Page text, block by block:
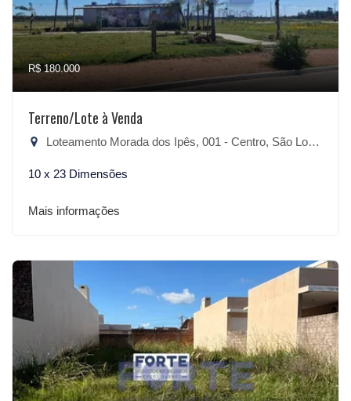
R$ 180.000
Terreno/Lote à Venda
Loteamento Morada dos Ipês, 001 - Centro, São Lourenço do Sul-RS
10 x 23 Dimensões
Mais informações